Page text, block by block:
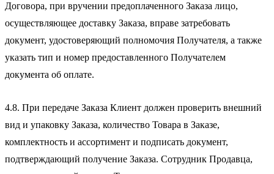
Договора, при вручении предоплаченного Заказа лицо,
осуществляющее доставку Заказа, вправе затребовать
документ, удостоверяющий полномочия Получателя, а также
указать тип и номер предоставленного Получателем
документа об оплате.
4.8. При передаче Заказа Клиент должен проверить внешний
вид и упаковку Заказа, количество Товара в Заказе,
комплектность и ассортимент и подписать документ,
подтверждающий получение Заказа. Сотрудник Продавца,